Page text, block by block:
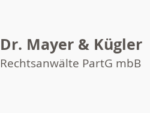
Dr. Mayer & Kügler
Rechtsanwälte PartG mbB